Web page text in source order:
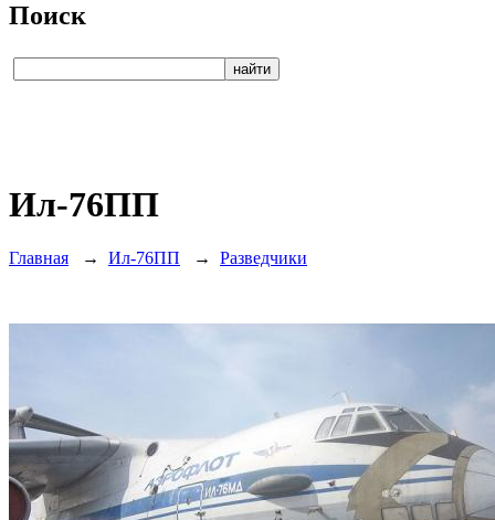
Поиск
Ил-76ПП
Главная → Ил-76ПП → Разведчики